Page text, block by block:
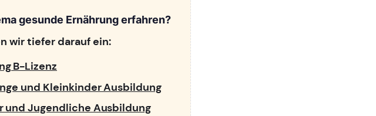
gesunde Ernährung erfahren?
wir tiefer darauf ein:
B-Lizenz
und Kleinkinder Ausbildung
und Jugendliche Ausbildung